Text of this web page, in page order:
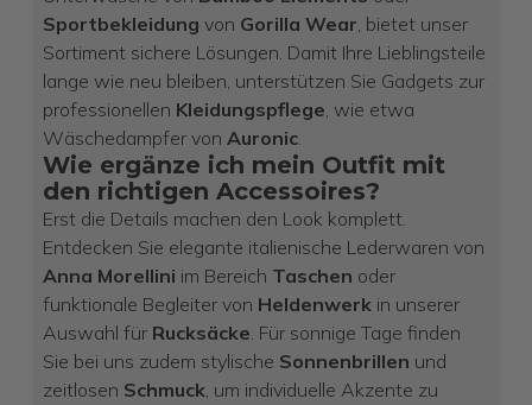
Sportbekleidung von Gorilla Wear, bietet unser
Sortiment sichere Lösungen. Damit Ihre Lieblingsteile
lange wie neu bleiben, unterstützen Sie Gadgets zur
professionellen Kleidungspflege, wie etwa
Wäschedampfer von Auronic.
Wie ergänze ich mein Outfit mit
den richtigen Accessoires?
Erst die Details machen den Look komplett.
Entdecken Sie elegante italienische Lederwaren von
Anna Morellini im Bereich Taschen oder
funktionale Begleiter von Heldenwerkin unserer
Auswahl für Rucksäcke. Für sonnige Tage finden
Sie bei uns zudem stylische Sonnenbrillen und
zeitlosen Schmuck, um individuelle Akzente zu